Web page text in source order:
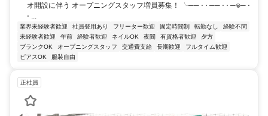
オ開設に伴う オープニングスタッフ増員募集！ ╰── ⋅ ⋅ ── ⋅ ⋅ ─𖦹─ ⋅
⋅ ...
業界未経験者歓迎 社員登用あり フリーター歓迎 固定時間制 転勤なし
経験不問
未経験者歓迎
午前 経験者歓迎 ネイルOK 夜間 有資格者歓迎
夕方
ブランクOK
オープニングスタッフ 交通費支給 長期歓迎
フルタイム歓迎
ピアスOK
服装自由
正社員